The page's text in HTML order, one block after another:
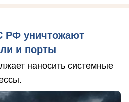
РФ уничтожают
и порты
наносить системные